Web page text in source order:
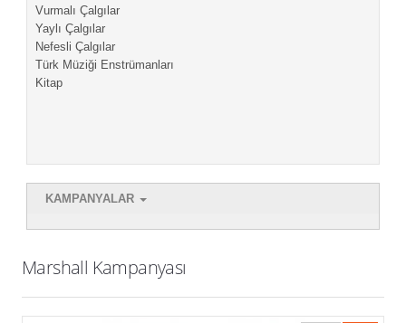
Yaylı Çalgılar
Nefesli Çalgılar
Türk Müziği Enstrümanları
Kampanyalar
Vurmalı Çalgılar
Yaylı Çalgılar
Nefesli Çalgılar
Türk Müziği Enstrümanları
Kitap
KAMPANYALAR
Marshall Kampanyası